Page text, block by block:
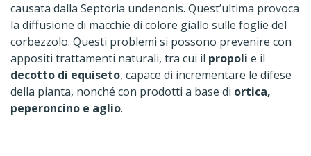
causata dalla Septoria undenonis. Quest’ultima provoca
la diffusione di macchie di colore giallo sulle foglie del
corbezzolo. Questi problemi si possono prevenire con
appositi trattamenti naturali, tra cui il propoli e il
decotto di equiseto, capace di incrementare le difese
della pianta, nonché con prodotti a base di ortica,
peperoncino e aglio.